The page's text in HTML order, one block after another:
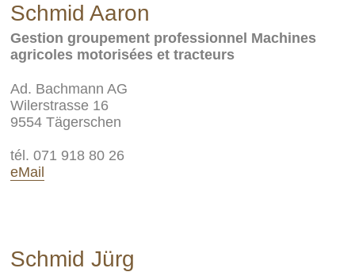
Schmid Aaron
Gestion groupement professionnel Machines
agricoles motorisées et tracteurs
Ad. Bachmann AG
Wilerstrasse 16
9554 Tägerschen
tél. 071 918 80 26
eMail
Schmid Jürg